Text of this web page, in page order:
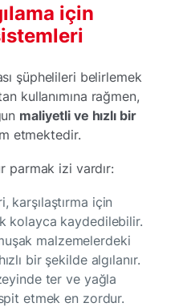
için
şüphelileri belirlemek
kullanımına rağmen,
maliyetli ve hızlı bir
etmektedir.
parmak izi vardır:
karşılaştırma için
kolayca kaydedilebilir.
malzemelerdeki
bir şekilde algılanır.
ter ve yağla
etmek en zordur.